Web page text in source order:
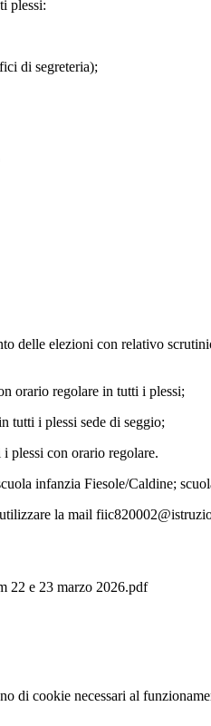
plessi:
di segreteria);
delle elezioni con relativo
orario regolare in tutti i plessi;
tutti i plessi sede di seggio;
plessi con orario regolare.
infanzia Fiesole/Caldine;
la mail
22 e 23 marzo 2026.pdf
di cookie necessari al